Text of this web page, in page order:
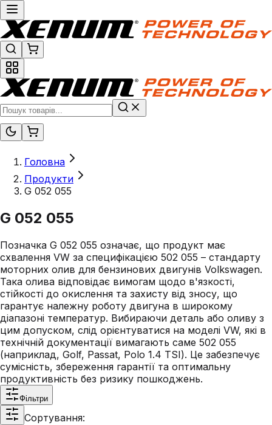
Головна
Продукти
G 052 055
G 052 055
Позначка G 052 055 означає, що продукт має
схвалення VW за специфікацією 502 055 – стандарту
моторних олив для бензинових двигунів Volkswagen.
Така олива відповідає вимогам щодо в'язкості,
стійкості до окислення та захисту від зносу, що
гарантує належну роботу двигуна в широкому
діапазоні температур. Вибираючи деталь або оливу з
цим допуском, слід орієнтуватися на моделі VW, які в
технічній документації вимагають саме 502 055
(наприклад, Golf, Passat, Polo 1.4 TSI). Це забезпечує
сумісність, збереження гарантії та оптимальну
продуктивність без ризику пошкоджень.
Фільтри
Сортування: